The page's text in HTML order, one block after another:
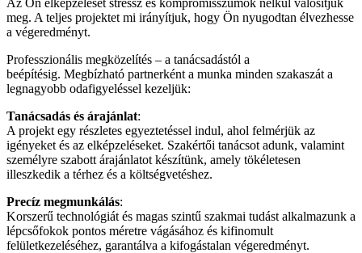
meg. A teljes projektet mi irányítjuk, hogy Ön nyugodtan élvezhesse
a végeredményt.
Professzionális megközelítés – a tanácsadástól a
beépítésig. Megbízható partnerként a munka minden szakaszát a
legnagyobb odafigyeléssel kezeljük:
Tanácsadás és árajánlat:
A projekt egy részletes egyeztetéssel indul, ahol felmérjük az
igényeket és az elképzeléseket. Szakértői tanácsot adunk, valamint
személyre szabott árajánlatot készítünk, amely tökéletesen
illeszkedik a térhez és a költségvetéshez.
Precíz megmunkálás:
Korszerű technológiát és magas szintű szakmai tudást alkalmazunk a
lépcsőfokok pontos méretre vágásához és kifinomult
felületkezeléséhez, garantálva a kifogástalan végeredményt.